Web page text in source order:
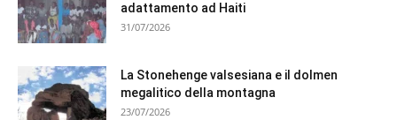
adattamento ad Haiti
31/07/2026
La Stonehenge valsesiana e il dolmen
megalitico della montagna
23/07/2026